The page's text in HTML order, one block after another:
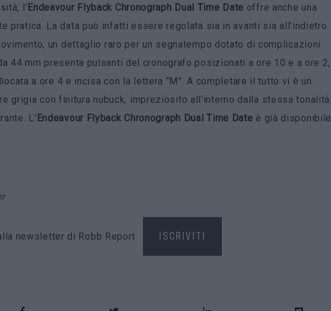
l’ Endeavour Flyback Chronograph Dual Time Date offre anche una
pratica. La data può infatti essere regolata sia in avanti sia all’indietro
un dettaglio raro per un segnatempo dotato di complicazioni
44 mm presenta pulsanti del cronografo posizionati a ore 10 e a ore 2,
a ore 4 e incisa con la lettera “M”. A completare il tutto vi è un
grigia con finitura nubuck, impreziosito all’interno dalla stessa tonalità
L’ Endeavour Flyback Chronograph Dual Time Date è già disponibile
newsletter di Robb Report ISCRIVITI